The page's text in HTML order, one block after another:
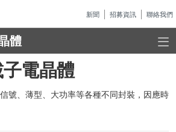
新聞 招募資訊 聯絡我們
體
電晶體
號、薄型、大功率等各種不同封裝，因應時